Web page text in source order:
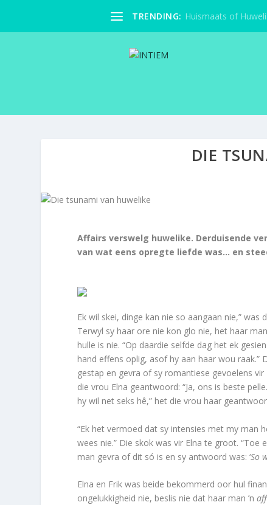
TRENDING: Huismaats of
DIE
Affairs verswelg huwelike. Derduisende
van wat eens opregte liefde was… en
Ek wil skei, dinge kan nie so aangaan nie,”
Terwyl sy haar ore nie kon glo nie, het haar
hulle is nie. “Op daar­die selfde dag het ek
hand effens oplig, asof hy aan haar wou raak.”
gestap en gevra of sy romantiese gevoelens
die vrou Elna geantwoord: “Ja, ons is beste
hy wil net seks hê,” het die vrou haar
“Ek het vermoed dat sy intensies met my man
wees nie.” Die skok was vir Elna te groot.
man gevra of dit só is en sy antwoord was: ‘So
Elna en Frik was beide bekommerd oor hul
ongelukkigheid nie, beslis nie dat haar man ’n